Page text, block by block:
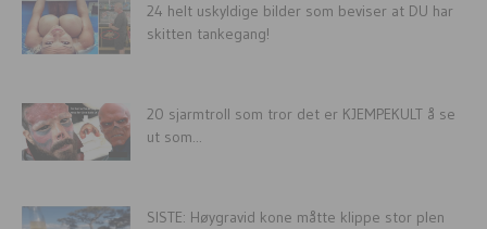
24 helt uskyldige bilder som beviser at DU har
skitten tankegang!
20 sjarmtroll som tror det er KJEMPEKULT å se
ut som...
SISTE: Høygravid kone måtte klippe stor plen